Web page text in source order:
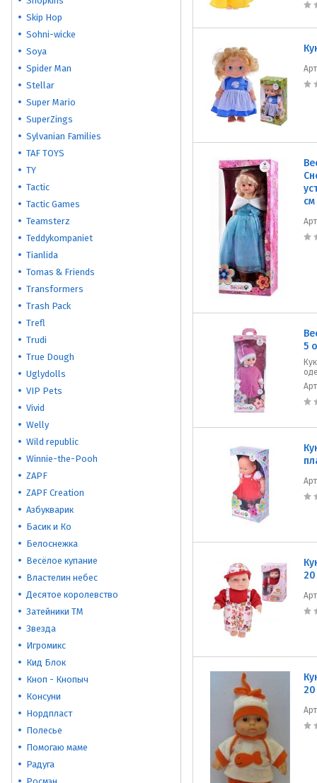
Skip Hop
Sohni-wicke
Soya
Spider Man
Stellar
Super Mario
SuperZings
Sylvanian Families
TAF TOYS
TY
Tactic
Tactic Games
Teamsterz
Teddykompaniet
Tianlida
Tomas & Friends
Transformers
Trash Pack
Trefl
Trudi
True Dough
Uglydolls
VIP Pets
Vivid
Welly
Wild republic
Winnie-the-Pooh
ZAPF
ZAPF Creation
Азбукварик
Басик и Ко
Белоснежка
Весёлое купание
Властелин небес
Десятое королевство
Затейники ТМ
Звезда
Игромикс
Кид Блок
Кноп - Кнопыч
Консуни
Нордпласт
Полесье
Помогаю маме
Радуга
см
5